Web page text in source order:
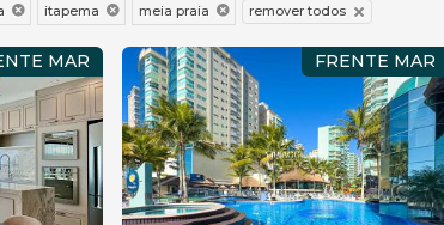
itapema meia praia remover todos
MAR FRENTE MAR